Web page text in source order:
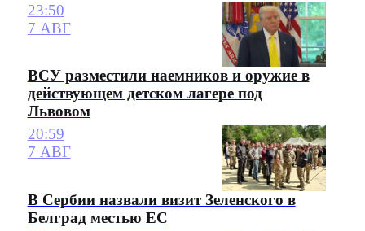
23:50
7 АВГ
ВСУ разместили наемников и оружие в
действующем детском лагере под
Львовом
20:59
7 АВГ
В Сербии назвали визит Зеленского в
Белград местью ЕС